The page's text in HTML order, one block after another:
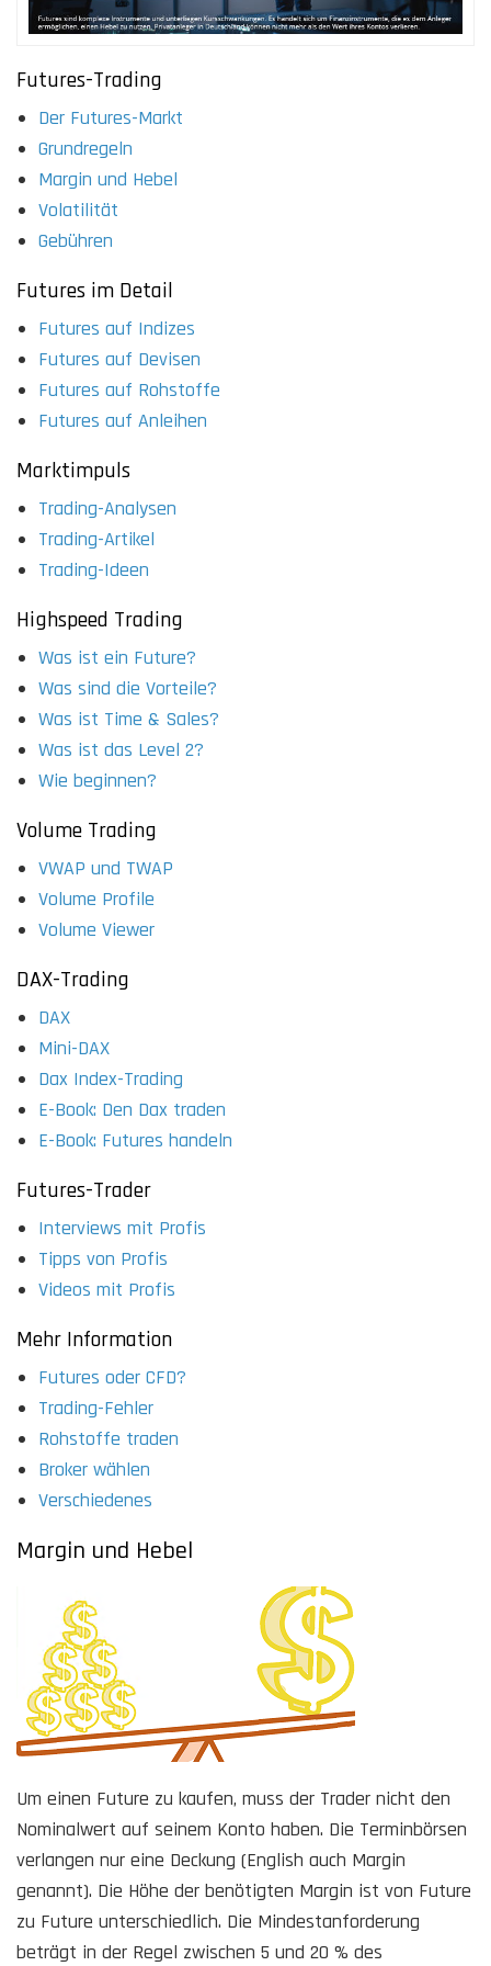
Futures-Trading
Der Futures-Markt
Grundregeln
Margin und Hebel
Volatilität
Gebühren
Futures im Detail
Futures auf Indizes
Futures auf Devisen
Futures auf Rohstoffe
Futures auf Anleihen
Marktimpuls
Trading-Analysen
Trading-Artikel
Trading-Ideen
Highspeed Trading
Was ist ein Future?
Was sind die Vorteile?
Was ist Time & Sales?
Was ist das Level 2?
Wie beginnen?
Volume Trading
VWAP und TWAP
Volume Profile
Volume Viewer
DAX-Trading
DAX
Mini-DAX
Dax Index-Trading
E-Book: Den Dax traden
E-Book: Futures handeln
Futures-Trader
Interviews mit Profis
Tipps von Profis
Videos mit Profis
Mehr Information
Futures oder CFD?
Trading-Fehler
Rohstoffe traden
Broker wählen
Verschiedenes
Margin und Hebel
Um einen Future zu kaufen, muss der Trader nicht den
Nominalwert auf seinem Konto haben. Die Terminbörsen
verlangen nur eine Deckung (English auch Margin
genannt). Die Höhe der benötigten Margin ist von Future
zu Future unterschiedlich. Die Mindestanforderung
beträgt in der Regel zwischen 5 und 20 % des